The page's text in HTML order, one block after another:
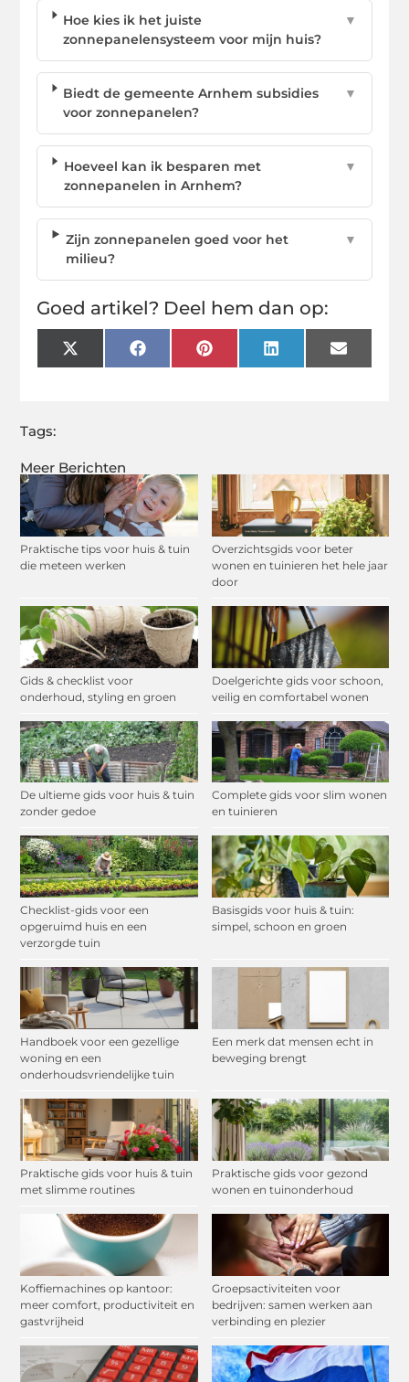
Meer Berichten
Praktische tips voor huis & tuin
die meteen werken
Overzichtsgids voor beter
wonen en tuinieren het hele jaar
door
Gids & checklist voor
onderhoud, styling en groen
Doelgerichte gids voor schoon,
veilig en comfortabel wonen
De ultieme gids voor huis & tuin
zonder gedoe
Complete gids voor slim wonen
en tuinieren
Checklist-gids voor een
opgeruimd huis en een
verzorgde tuin
Basisgids voor huis & tuin:
simpel, schoon en groen
Handboek voor een gezellige
woning en een
onderhoudsvriendelijke tuin
Een merk dat mensen echt in
beweging brengt
Praktische gids voor huis & tuin
met slimme routines
Praktische gids voor gezond
wonen en tuinonderhoud
Koffiemachines op kantoor:
meer comfort, productiviteit en
gastvrijheid
Groepsactiviteiten voor
bedrijven: samen werken aan
verbinding en plezier
Hoe kies ik het juiste
zonnepanelensysteem voor mijn huis?
▼
Biedt de gemeente Arnhem subsidies
voor zonnepanelen?
▼
Hoeveel kan ik besparen met
zonnepanelen in Arnhem?
▼
Zijn zonnepanelen goed voor het
milieu?
▼
Goed artikel? Deel hem dan op:
X
(Twitter)
FacebookPinterest LinkedIn Email
Tags: